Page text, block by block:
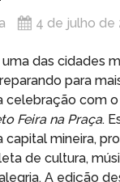
4 de julho de
das cidades
para
celebração com o
Feira na Praça.
capital mineira,
de cultura,
A edição